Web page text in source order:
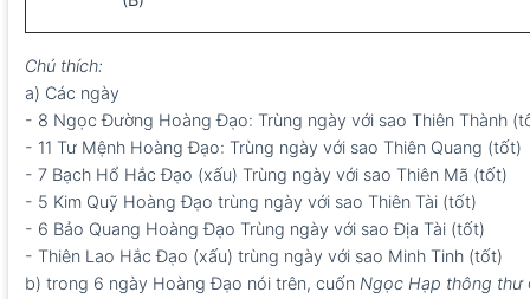
Chú thích:
a) Các ngày
- 8 Ngọc Đường Hoàng Đạo: Trùng ngày với sao Thiên Thành
- 11 Tư Mệnh Hoàng Đạo: Trùng ngày với sao Thiên Quang (tốt)
- 7 Bạch Hổ Hắc Đạo (xấu) Trùng ngày với sao Thiên Mã (tốt)
- 5 Kim Quỹ Hoàng Đạo trùng ngày với sao Thiên Tài (tốt)
- 6 Bảo Quang Hoàng Đạo Trùng ngày với sao Địa Tài (tốt)
- Thiên Lao Hắc Đạo (xấu) trùng ngày với sao Minh Tinh (tốt)
b) trong 6 ngày Hoàng Đạo nói trên, cuốn Ngọc Hạp thông thư